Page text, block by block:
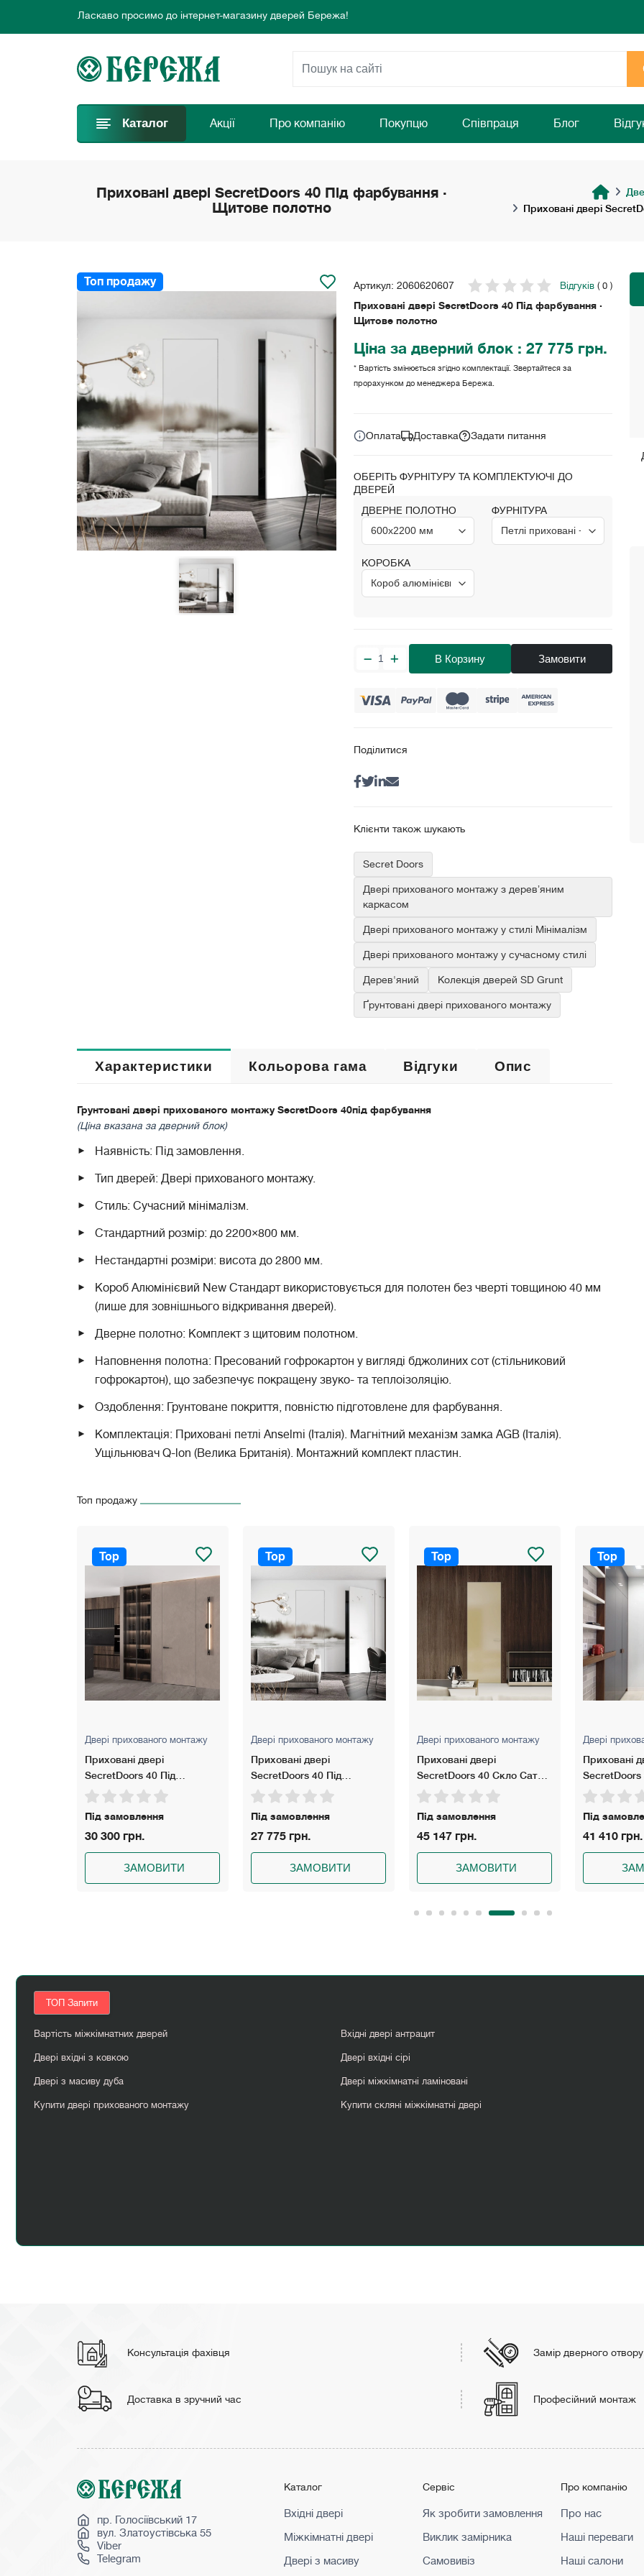
Ласкаво просимо до інтернет-магазину дверей Бережа!
Ми пропонуємо нові вигідні пропозиції щодня для комфорту та затишку Вашого дому!
Ласкаво просимо до інтернет-магазину дверей Бережа!
Ми пропонуємо нові вигідні пропозиції щодня для комфорту та затишку Вашого дому!
Каталог Акції Про компанію Покупцю Співпраця Блог
Приховані двері SecretDoors 40 Під фарбування ·
Щитове полотно
Приховані двері
Топ продажу Артикул: 2060620607 Відгуків ( 0 )
Приховані двері SecretDoors 40 Під фарбування ·
Щитове полотно
Ціна за дверний блок : 27 775 грн.
* Вартість змінюється згідно комплектації. Звертайтеся за
прорахунком до менеджера Бережа.
Оплата Доставка Задати питання
ОБЕРІТЬ ФУРНІТУРУ ТА КОМПЛЕКТУЮЧІ ДО
ДВЕРЕЙ
ДВЕРНЕ ПОЛОТНО
КОРОБКА
ФУРНІТУРА
В Корзину Замовити
Поділитися
Клієнти також шукають
Secret Doors
Двері прихованого монтажу з деревʼяним
каркасом
Двері прихованого монтажу у стилі Мінімалізм
Двері прихованого монтажу у сучасному стилі
Дерев'яний Колекція дверей SD Grunt
Ґрунтовані двері прихованого монтажу
Характеристики Кольорова гама Відгуки Опис
Грунтовані двері прихованого монтажу SecretDoors 40під фарбування
(Ціна вказана за дверний блок)
Наявність: Під замовлення.
Тип дверей: Двері прихованого монтажу.
Стиль: Сучасний мінімалізм.
Стандартний розмір: до 2200×800 мм.
Нестандартні розміри: висота до 2800 мм.
Короб Алюмінієвий New Стандарт використовується для полотен без чверті товщиною 40 мм
(лише для зовнішнього відкривання дверей).
Дверне полотно: Комплект з щитовим полотном.
Наповнення полотна: Пресований гофрокартон у вигляді бджолиних сот (стільниковий
гофрокартон), що забезпечує покращену звуко- та теплоізоляцію.
Оздоблення: Грунтоване покриття, повністю підготовлене для фарбування.
Комплектація: Приховані петлі Anselmi (Італія). Магнітний механізм замка AGB (Італія).
Ущільнювач Q-lon (Велика Британія). Монтажний комплект пластин.
Топ продажу
Top
Двері прихованого монтажу
Приховані двері
SecretDoors 40 Під
фарбування · Щитове
Під замовлення
27 775 грн.
ЗАМОВИТИ
Top
Двері прихованого монтажу
Приховані двері
SecretDoors 40 Скло Сатин
Diamond
Під замовлення
45 147 грн.
ЗАМОВИТИ
Top
Двері прихованого монтажу
Приховані двері
SecretDoors 40 Скло Сатин
Під замовлення
41 410 грн.
ЗАМОВИТИ
Top
Двері
Приховані
Фарбовані
Щитове
Під
37 269 грн.
ТОП Запити
Вартість міжкімнатних дверей Вхідні двері антрацит
Двері вхідні з ковкою Двері вхідні сірі
Двері з масиву дуба Двері міжкімнатні ламіновані
Купити двері прихованого монтажу Купити скляні міжкімнатні двері
Консультація фахівця Замір дверного отвору
Доставка в зручний час Професійний монтаж
пр. Голосіївський 17
вул. Златоустівська 55
Viber
Telegram
Каталог
Вхідні двері
Міжкімнатні двері
Двері з масиву
Сервіс
Як зробити замовлення
Виклик замірника
Самовивіз
Про компанію
Про нас
Наші переваги
Наші салони